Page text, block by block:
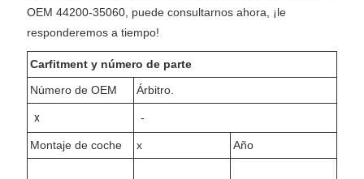
OEM 44200-35060, puede consultarnos ahora, ¡le
responderemos a tiempo!
Carfitment y número de parte
Número de OEM
Árbitro.
x -
Montaje de coche x Año